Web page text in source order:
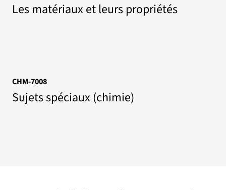
Les matériaux et leurs propriétés
CHM-7008
Sujets spéciaux (chimie)